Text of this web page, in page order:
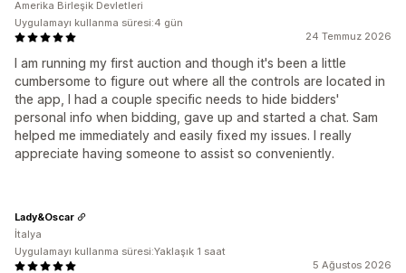
24 Temmuz 2026
I am running my first auction and though it's been a little
cumbersome to figure out where all the controls are located in
the app, I had a couple specific needs to hide bidders'
personal info when bidding, gave up and started a chat. Sam
helped me immediately and easily fixed my issues. I really
appreciate having someone to assist so conveniently.
Amerika Birleşik Devletleri
Uygulamayı kullanma süresi:4 gün
5 Ağustos 2026
Lady&Oscar
İtalya
Uygulamayı kullanma süresi:Yaklaşık 1 saat